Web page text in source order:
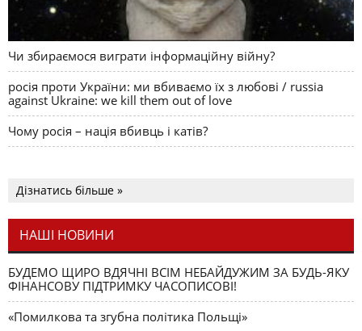
Чи збираємося виграти інформаційну війну?
росія проти України: ми вбиваємо їх з любові / russia
against Ukraine: we kill them out of love
Чому росія – нація вбивць і катів?
Дізнатись більше »
НАШІ НОВИНИ
БУДЕМО ЩИРО ВДЯЧНІ ВСІМ НЕБАЙДУЖИМ ЗА БУДЬ-ЯКУ
ФІНАНСОВУ ПІДТРИМКУ ЧАСОПИСОВІ!
«Помилкова та згубна політика Польщі»